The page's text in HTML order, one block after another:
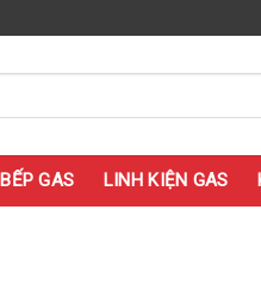
BẾP GAS LINH KIỆN GAS